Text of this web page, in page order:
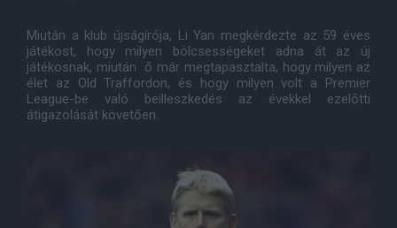
Miután a klub újságírója, Li Yan megkérdezte az 59 éves
játékost, hogy milyen bölcsességeket adna át az új
játékosnak, miután ő már megtapasztalta, hogy milyen az
élet az Old Traffordon, és hogy milyen volt a Premier
League-be való beilleszkedés az évekkel ezelőtti
átigazolását követően.